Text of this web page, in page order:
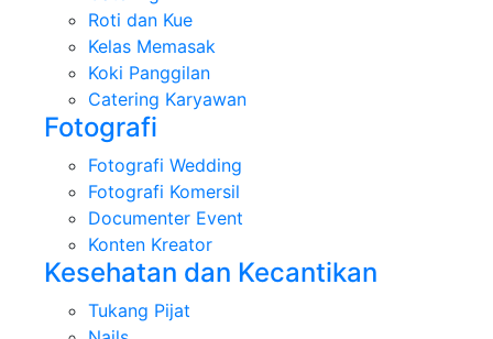
Roti dan Kue
Kelas Memasak
Koki Panggilan
Catering Karyawan
Fotografi
Fotografi Wedding
Fotografi Komersil
Documenter Event
Konten Kreator
Kesehatan dan Kecantikan
Tukang Pijat